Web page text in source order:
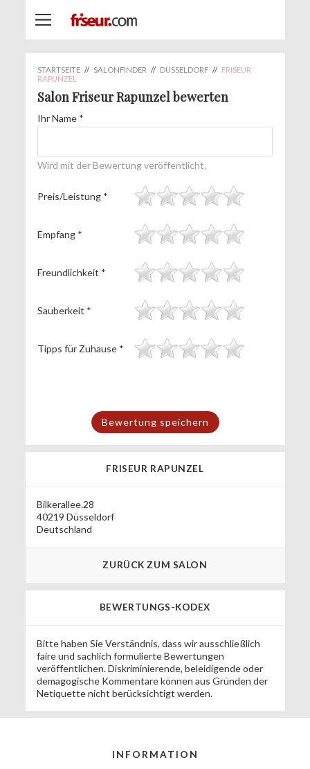
STARTSEITE // SALONFINDER // DÜSSELDORF // FRISEUR
RAPUNZEL
Salon Friseur Rapunzel bewerten
Ihr Name *
Wird mit der Bewertung veröffentlicht.
Preis/Leistung *
Empfang *
Freundlichkeit *
Sauberkeit *
Tipps für Zuhause *
FRISEUR RAPUNZEL
Bilkerallee.28
40219 Düsseldorf
Deutschland
ZURÜCK ZUM SALON
BEWERTUNGS-KODEX
Bitte haben Sie Verständnis, dass wir ausschließlich
faire und sachlich formulierte Bewertungen
veröffentlichen. Diskriminierende, beleidigende oder
demagogische Kommentare können aus Gründen der
Netiquette nicht berücksichtigt werden.
INFORMATION